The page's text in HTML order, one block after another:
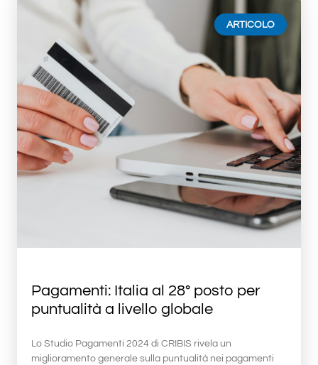
Pagamenti: Italia al 28° posto per
puntualità a livello globale
Lo Studio Pagamenti 2024 di CRIBIS rivela un
miglioramento generale sulla puntualità nei pagamenti
ARTICOLO